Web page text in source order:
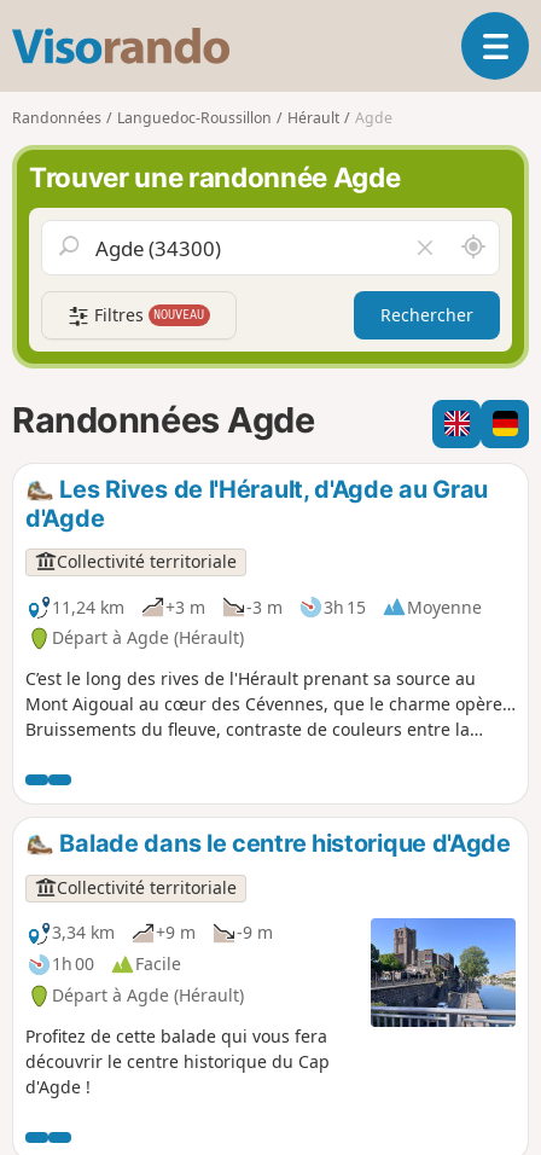
s
o
r
n
d
O
u
l
a
i
g
t
i
o
Randonnées Languedoc-Roussillon Hérault Agde
Trouver une randonnée Agde
i
d
e
r
l
e
h
a
m
A
u
t
u
r
d
e
m
i
Filtres NOUVEAU Rechercher
Randonnées Agde
Les Rives de l'Hérault, d'Agde au Grau
d'Agde
Collectivité territoriale
11,24 km
+3 m -3 m 3h 15
Moyenne
Départ à Agde (Hérault)
C’est le long des rives de l'Hérault prenant sa source au
Mont Aigoual au cœur des Cévennes, que le charme opère…
Bruissements du fleuve, contraste de couleurs entre la
Cathédrale Saint-Étienne construite en pierres de lave
issues de l’ancien volcan du Mont Saint-Loup, charme des
bateaux circulant sur le fleuve, rien ne vous laisse
indifférent.Vous êtes ici à Agde, « Agathé Tyché » ou « La
bonne fortune ». Cette ancienne cité grecque fondée au Ve
siècle avant J.C. , véritable port de commerce jusqu’au XVIIIe
siècle, va vous surprendre par ses maisons hors du
commun construites en pierre noire d’origine volcanique.
Afin de découvrir le Grau d’Agde, joli village de pêcheurs,
suivez l'Hérault, qui termine sa course en épousant la «
belle mer bleue » de Méditerranée.
Balade dans le centre historique d'Agde
Collectivité territoriale
3,34 km
+9 m
-9 m
1h 00
Facile
Départ à Agde (Hérault)
Profitez de cette balade qui vous fera
découvrir le centre historique du Cap
d'Agde !